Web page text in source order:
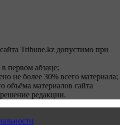
Tribune.kz допустимо при
первом абзаце;
не более 30% всего материала;
материалов сайта
редакции.